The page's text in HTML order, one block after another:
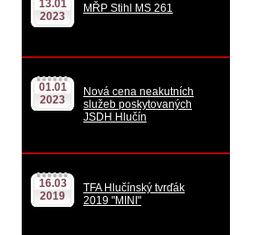
13.01
2023
MŘP Stihl MS 261
01.01
2023
Nová cena neakutních
služeb poskytovaných
JSDH Hlučín
16.03
2019
TFA Hlučínský tvrďák
2019 "MINI"